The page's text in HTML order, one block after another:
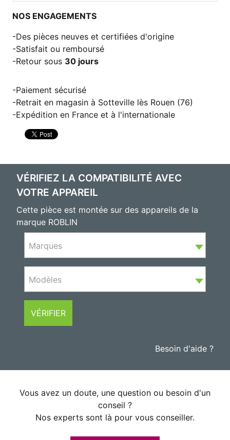
NOS ENGAGEMENTS
Des pièces neuves et certifiées d'origine
Satisfait ou remboursé
Retour sous 30 jours
Paiement sécurisé
Retrait en magasin à Sotteville lès Rouen (76)
Expédition en France et à l'internationale
VÉRIFIEZ LA COMPATIBILITÉ AVEC
VOTRE APPAREIL
Cette pièce est montée sur des appareils de la
marque ROBLIN
Marques
Modèles
VÉRIFIER
Besoin d'aide ?
Vous avez un doute, une question ou besoin d'un
conseil ?
Nos experts sont là pour vous conseiller.